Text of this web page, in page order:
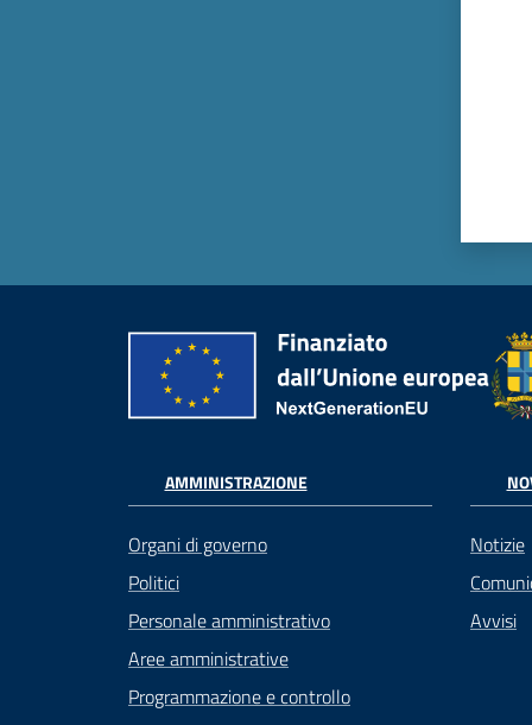
AMMINISTRAZIONE
Organi di governo
Politici
Personale amministrativo
Aree amministrative
Programmazione e controllo
Notizie
Avvisi